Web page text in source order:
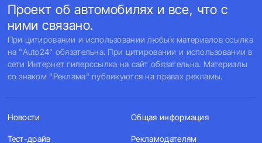
Проект об автомобилях и все, что с
ними связано.
При цитировании и использовании любых материалов ссылка
на "Auto24" обязательна. При цитировании и использовании в
сети Интернет гиперссылка на сайт обязательна. Материалы
со знаком "Реклама" публикуются на правах рекламы.
Новости
Тест-драйв
Общая информация
Рекламодателям